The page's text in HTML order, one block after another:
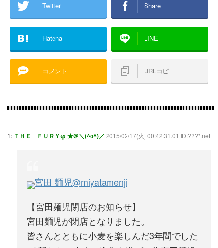
Twitter Share
Hatena LINE
コメント URLコピー
1: ＴＨＥ ＦＵＲＹφ ★＠＼(^o^)／ 2015/02/17(火) 00:42:31.01 ID:???*.net
宮田 麺児@miyatamenji
【宮田麺児閉店のお知らせ】
宮田麺児が閉店となりました。
皆さんとともに小麦を楽しんだ3年間でした